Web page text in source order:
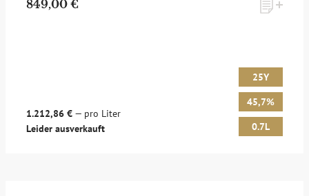
849,00 €
1.212,86 € — pro Liter
Leider ausverkauft
25Y
45,7%
0.7L